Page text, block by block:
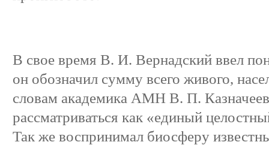
В свое время В. И. Вернадский ввел
он обозначил сумму всего живого,
словам академика АМН В. П.
рассматриваться как «единый
Так же воспринимал биосферу